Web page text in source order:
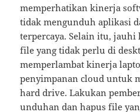
memperhatikan kinerja
tidak mengunduh aplikasi
terpercaya. Selain itu,
file yang tidak perlu di
memperlambat kinerja
penyimpanan cloud untuk
hard drive. Lakukan
unduhan dan hapus file